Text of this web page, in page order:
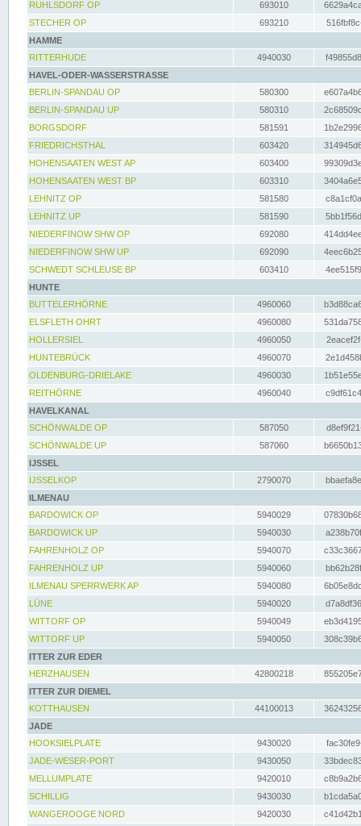
RUHLSDORF OP
693010
STECHER OP
693210
HAMME
RITTERHUDE
4940030
HAVEL-ODER-WASSERSTRASSE
BERLIN-SPANDAU OP
580300
BERLIN-SPANDAU UP
580310
BORGSDORF
581591
FRIEDRICHSTHAL
603420
HOHENSAATEN WEST AP
603400
HOHENSAATEN WEST BP
603310
LEHNITZ OP
581580
LEHNITZ UP
581590
NIEDERFINOW SHW OP
692080
NIEDERFINOW SHW UP
692090
SCHWEDT SCHLEUSE BP
603410
HUNTE
BUTTELERHÖRNE
4960060
ELSFLETH OHRT
4960080
HOLLERSIEL
4960050
HUNTEBRÜCK
4960070
OLDENBURG-DRIELAKE
4960030
REITHÖRNE
4960040
HAVELKANAL
SCHÖNWALDE OP
587050
SCHÖNWALDE UP
587060
IJSSEL
IJSSELKOP
2790070
ILMENAU
BARDOWICK OP
5940029
BARDOWICK UP
5940030
FAHRENHOLZ OP
5940070
FAHRENHOLZ UP
5940060
ILMENAU SPERRWERK AP
5940080
LÜNE
5940020
WITTORF OP
5940049
WITTORF UP
5940050
ITTER ZUR EDER
HERZHAUSEN
42800218
ITTER ZUR DIEMEL
KOTTHAUSEN
44100013
JADE
HOOKSIELPLATE
9430020
JADE-WESER-PORT
9430050
MELLUMPLATE
9420010
SCHILLIG
9430030
WANGEROOGE NORD
9420030